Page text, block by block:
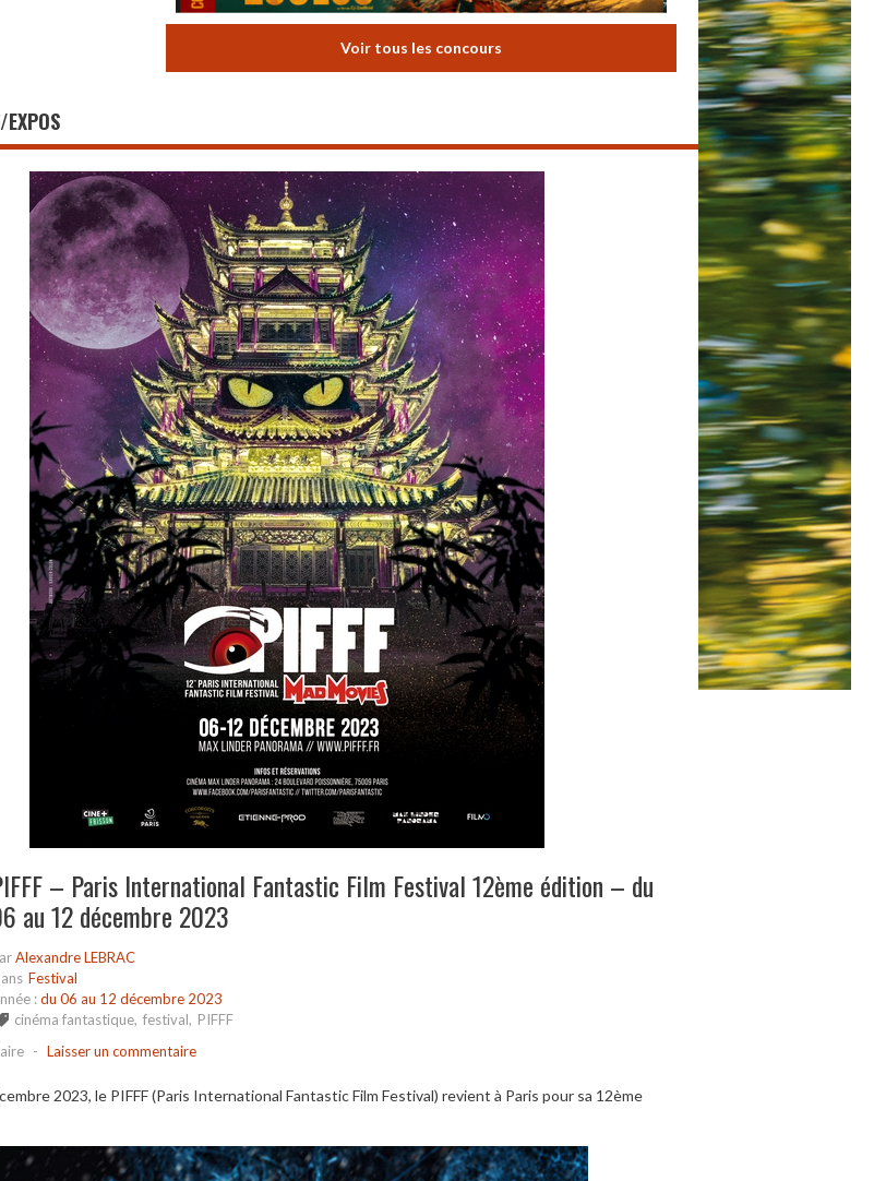
Voir tous les concours
EXPOS
– Paris International Fantastic Film Festival 12ème édition – du
au 12 décembre 2023
Alexandre LEBRAC
Festival
:du 06 au 12 décembre 2023
cinéma fantastique, festival, PIFFF
- Laisser un commentaire
2023, le PIFFF (Paris International Fantastic Film Festival) revient à Paris pour sa 12ème